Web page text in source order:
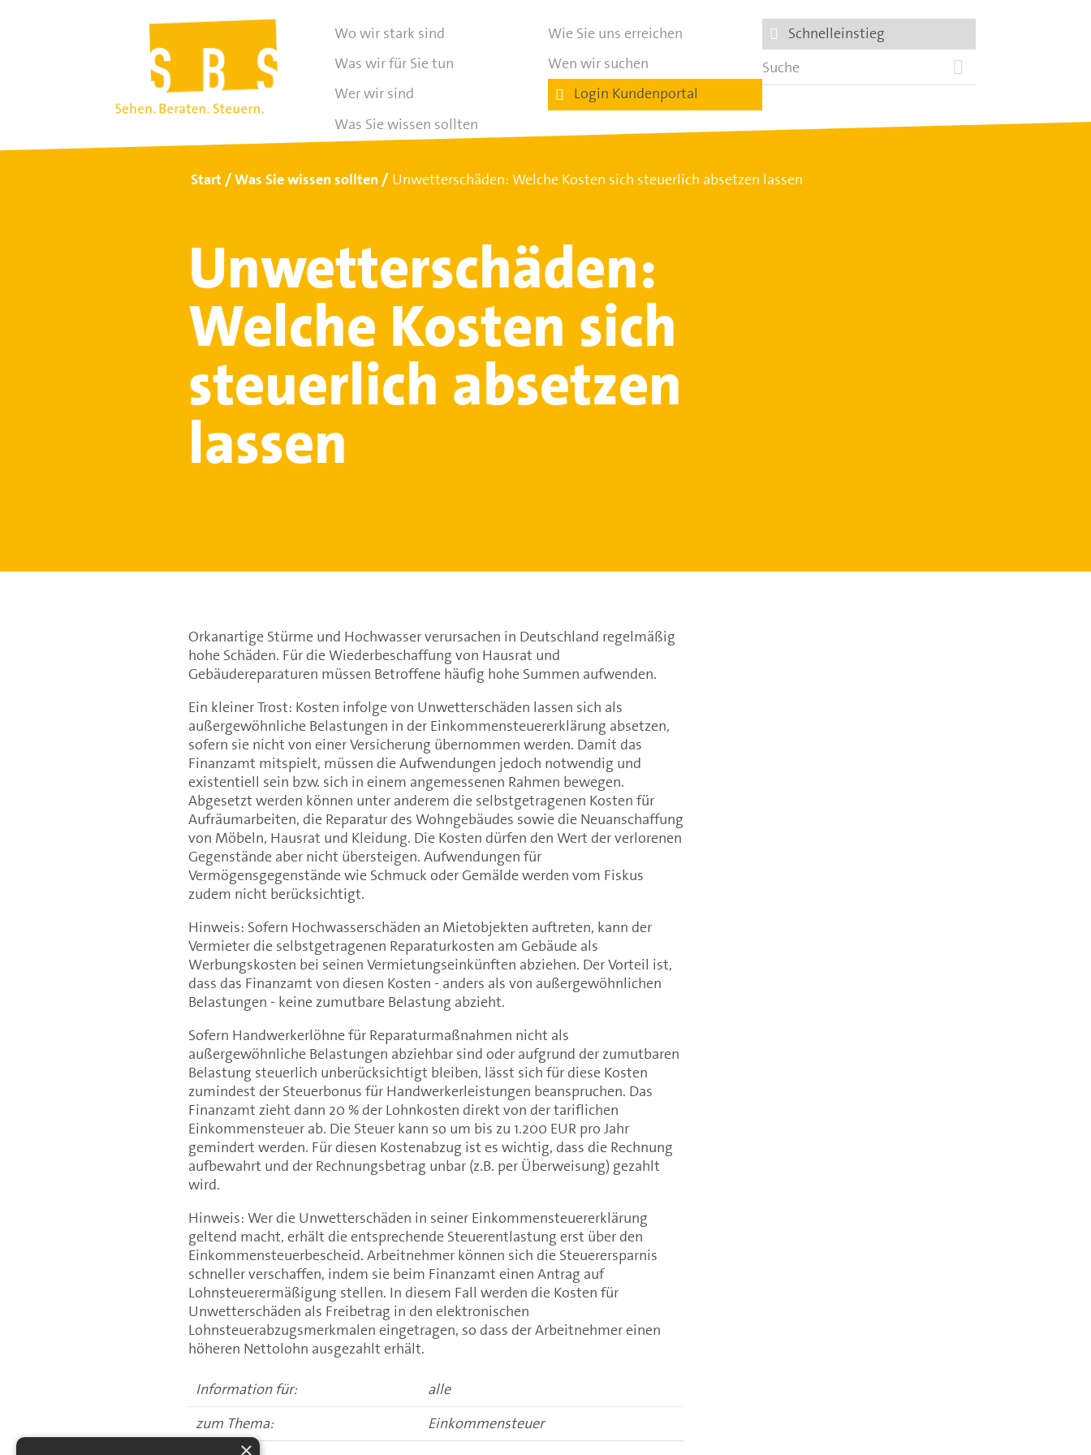
Wo wir stark sind
Was wir für Sie tun
Wer wir sind
Was Sie wissen sollten
Wie Sie uns erreichen
Wen wir suchen
Login Kundenportal
Schnelleinstieg
Start Was Sie wissen sollten Unwetterschäden: Welche Kosten sich steuerlich absetzen lassen
Unwetterschäden:
Welche Kosten sich
steuerlich absetzen
lassen
Orkanartige Stürme und Hochwasser verursachen in Deutschland regelmäßig
hohe Schäden. Für die Wiederbeschaffung von Hausrat und
Gebäudereparaturen müssen Betroffene häufig hohe Summen aufwenden.
Ein kleiner Trost: Kosten infolge von Unwetterschäden lassen sich als
außergewöhnliche Belastungen in der Einkommensteuererklärung absetzen,
sofern sie nicht von einer Versicherung übernommen werden. Damit das
Finanzamt mitspielt, müssen die Aufwendungen jedoch notwendig und
existentiell sein bzw. sich in einem angemessenen Rahmen bewegen.
Abgesetzt werden können unter anderem die selbstgetragenen Kosten für
Aufräumarbeiten, die Reparatur des Wohngebäudes sowie die Neuanschaffung
von Möbeln, Hausrat und Kleidung. Die Kosten dürfen den Wert der verlorenen
Gegenstände aber nicht übersteigen. Aufwendungen für
Vermögensgegenstände wie Schmuck oder Gemälde werden vom Fiskus
zudem nicht berücksichtigt.
Hinweis: Sofern Hochwasserschäden an Mietobjekten auftreten, kann der
Vermieter die selbstgetragenen Reparaturkosten am Gebäude als
Werbungskosten bei seinen Vermietungseinkünften abziehen. Der Vorteil ist,
dass das Finanzamt von diesen Kosten - anders als von außergewöhnlichen
Belastungen - keine zumutbare Belastung abzieht.
Sofern Handwerkerlöhne für Reparaturmaßnahmen nicht als
außergewöhnliche Belastungen abziehbar sind oder aufgrund der zumutbaren
Belastung steuerlich unberücksichtigt bleiben, lässt sich für diese Kosten
zumindest der Steuerbonus für Handwerkerleistungen beanspruchen. Das
Finanzamt zieht dann 20 % der Lohnkosten direkt von der tariflichen
Einkommensteuer ab. Die Steuer kann so um bis zu 1.200 EUR pro Jahr
gemindert werden. Für diesen Kostenabzug ist es wichtig, dass die Rechnung
aufbewahrt und der Rechnungsbetrag unbar (z.B. per Überweisung) gezahlt
wird.
Hinweis: Wer die Unwetterschäden in seiner Einkommensteuererklärung
geltend macht, erhält die entsprechende Steuerentlastung erst über den
Einkommensteuerbescheid. Arbeitnehmer können sich die Steuerersparnis
schneller verschaffen, indem sie beim Finanzamt einen Antrag auf
Lohnsteuerermäßigung stellen. In diesem Fall werden die Kosten für
Unwetterschäden als Freibetrag in den elektronischen
Lohnsteuerabzugsmerkmalen eingetragen, so dass der Arbeitnehmer einen
höheren Nettolohn ausgezahlt erhält.
Information für:
alle
zum Thema:
Einkommensteuer